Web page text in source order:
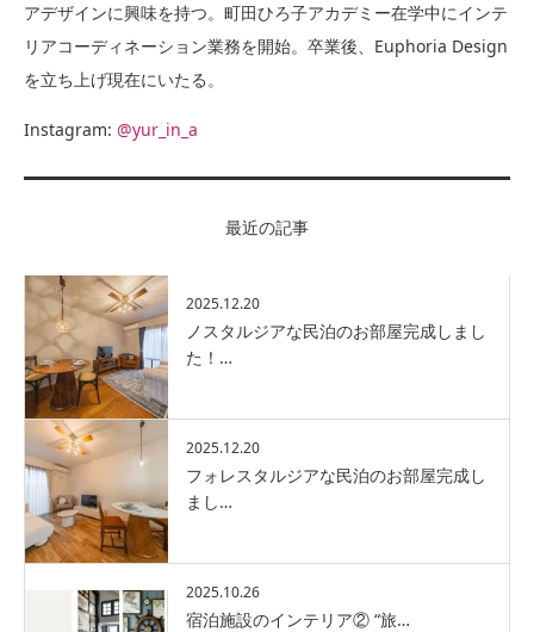
アデザインに興味を持つ。町田ひろ子アカデミー在学中にインテ
リアコーディネーション業務を開始。卒業後、Euphoria Design
を立ち上げ現在にいたる。
Instagram: @yur_in_a
最近の記事
2025.12.20
ノスタルジアな民泊のお部屋完成しまし
た！…
2025.12.20
フォレスタルジアな民泊のお部屋完成し
まし…
2025.10.26
宿泊施設のインテリア② “旅…